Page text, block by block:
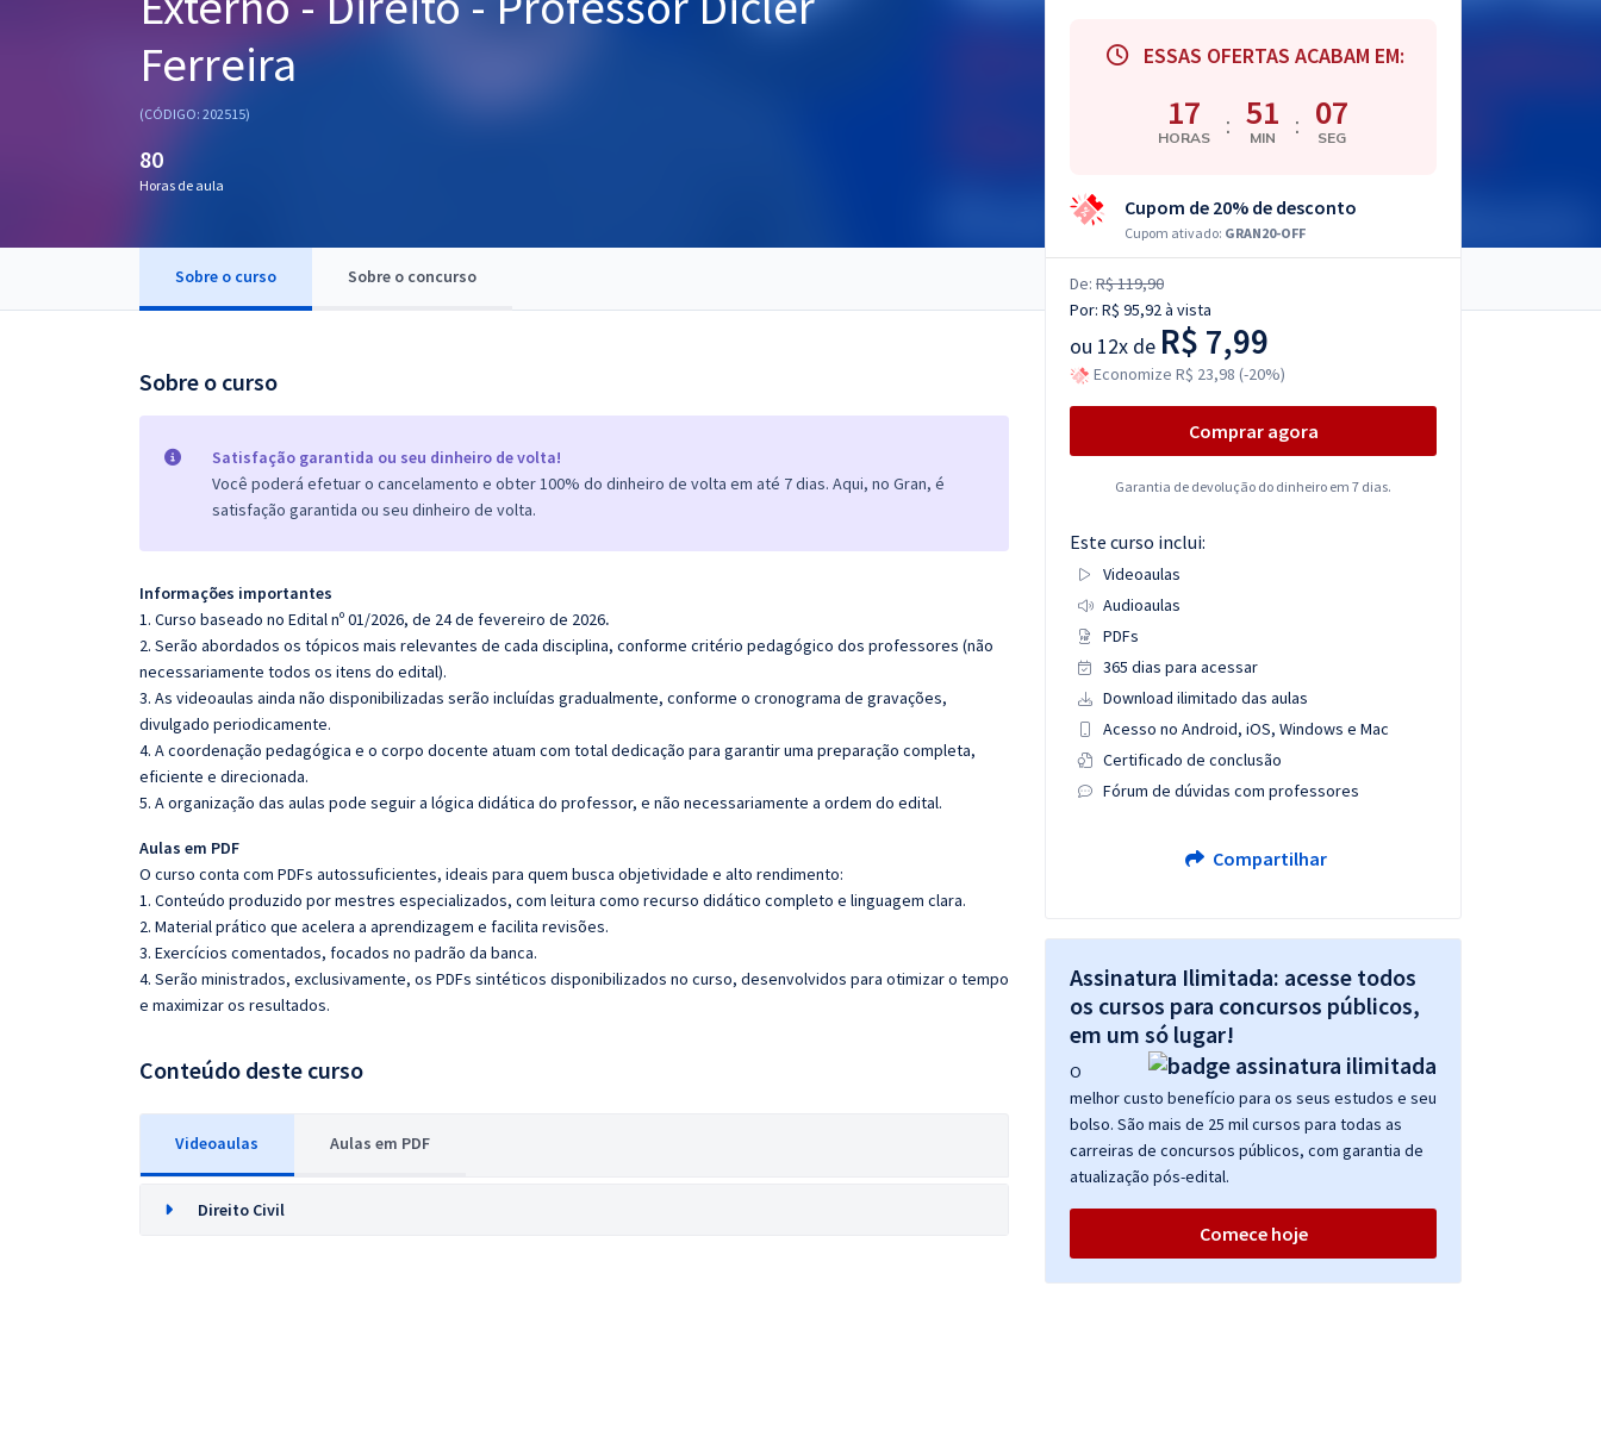
Questões grátis
Ferreira
(CÓDIGO: 202515)
80
Horas de aula
Sobre o curso Sobre o concurso
Sobre o curso
Satisfação garantida ou seu dinheiro de volta!
Você poderá efetuar o cancelamento e obter 100% do dinheiro de volta em até 7 dias. Aqui, no Gran, é
satisfação garantida ou seu dinheiro de volta.
Informações importantes
1. Curso baseado no Edital nº 01/2026, de 24 de fevereiro de 2026.
2. Serão abordados os tópicos mais relevantes de cada disciplina, conforme critério pedagógico dos professores (não
necessariamente todos os itens do edital).
3. As videoaulas ainda não disponibilizadas serão incluídas gradualmente, conforme o cronograma de gravações,
divulgado periodicamente.
4. A coordenação pedagógica e o corpo docente atuam com total dedicação para garantir uma preparação completa,
eficiente e direcionada.
5. A organização das aulas pode seguir a lógica didática do professor, e não necessariamente a ordem do edital.
Aulas em PDF
O curso conta com PDFs autossuficientes, ideais para quem busca objetividade e alto rendimento:
1. Conteúdo produzido por mestres especializados, com leitura como recurso didático completo e linguagem clara.
2. Material prático que acelera a aprendizagem e facilita revisões.
3. Exercícios comentados, focados no padrão da banca.
4. Serão ministrados, exclusivamente, os PDFs sintéticos disponibilizados no curso, desenvolvidos para otimizar o tempo
e maximizar os resultados.
Conteúdo deste curso
Videoaulas Aulas em PDF
Direito Civil
ESSAS OFERTAS ACABAM EM:
17
HORAS : 51
MIN : 06
SEG
Cupom de 20% de desconto
Cupom ativado: GRAN20-OFF
De: R$ 119,90
Por: R$ 95,92à vista
ou 12x de R$ 7,99
Economize R$ 23,98 (-20%)
Comprar agora
Garantia de devolução do dinheiro em 7 dias.
Este curso inclui:
Videoaulas
Audioaulas
PDFs
365 dias para acessar
Download ilimitado das aulas
Acesso no Android, iOS, Windows e Mac
Certificado de conclusão
Fórum de dúvidas com professores
Compartilhar
Assinatura Ilimitada: acesse todos
os cursos para concursos públicos,
em um só lugar!
O
melhor custo benefício para os seus estudos e seu
bolso. São mais de 25 mil cursos para todas as
carreiras de concursos públicos, com garantia de
atualização pós-edital.
Comece hoje